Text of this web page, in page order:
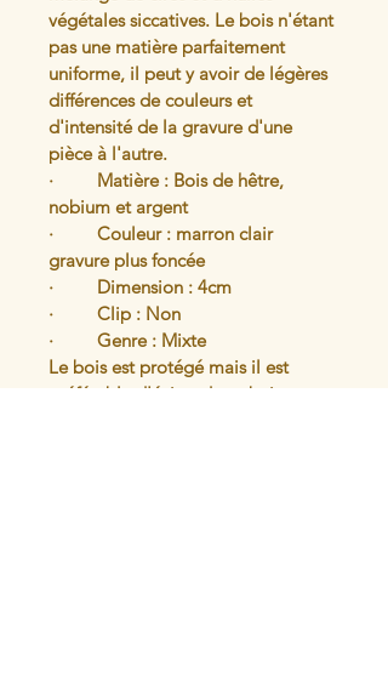
végétales siccatives. Le bois n'étant
pas une matière parfaitement
uniforme, il peut y avoir de légères
différences de couleurs et
d'intensité de la gravure d'une
pièce à l'autre.
·         Matière : Bois de hêtre,
nobium et argent
·         Couleur : marron clair
gravure plus foncée
·         Dimension : 4cm
·         Clip : Non
·         Genre : Mixte
Le bois est protégé mais il est
préférable d'éviter de se baigner